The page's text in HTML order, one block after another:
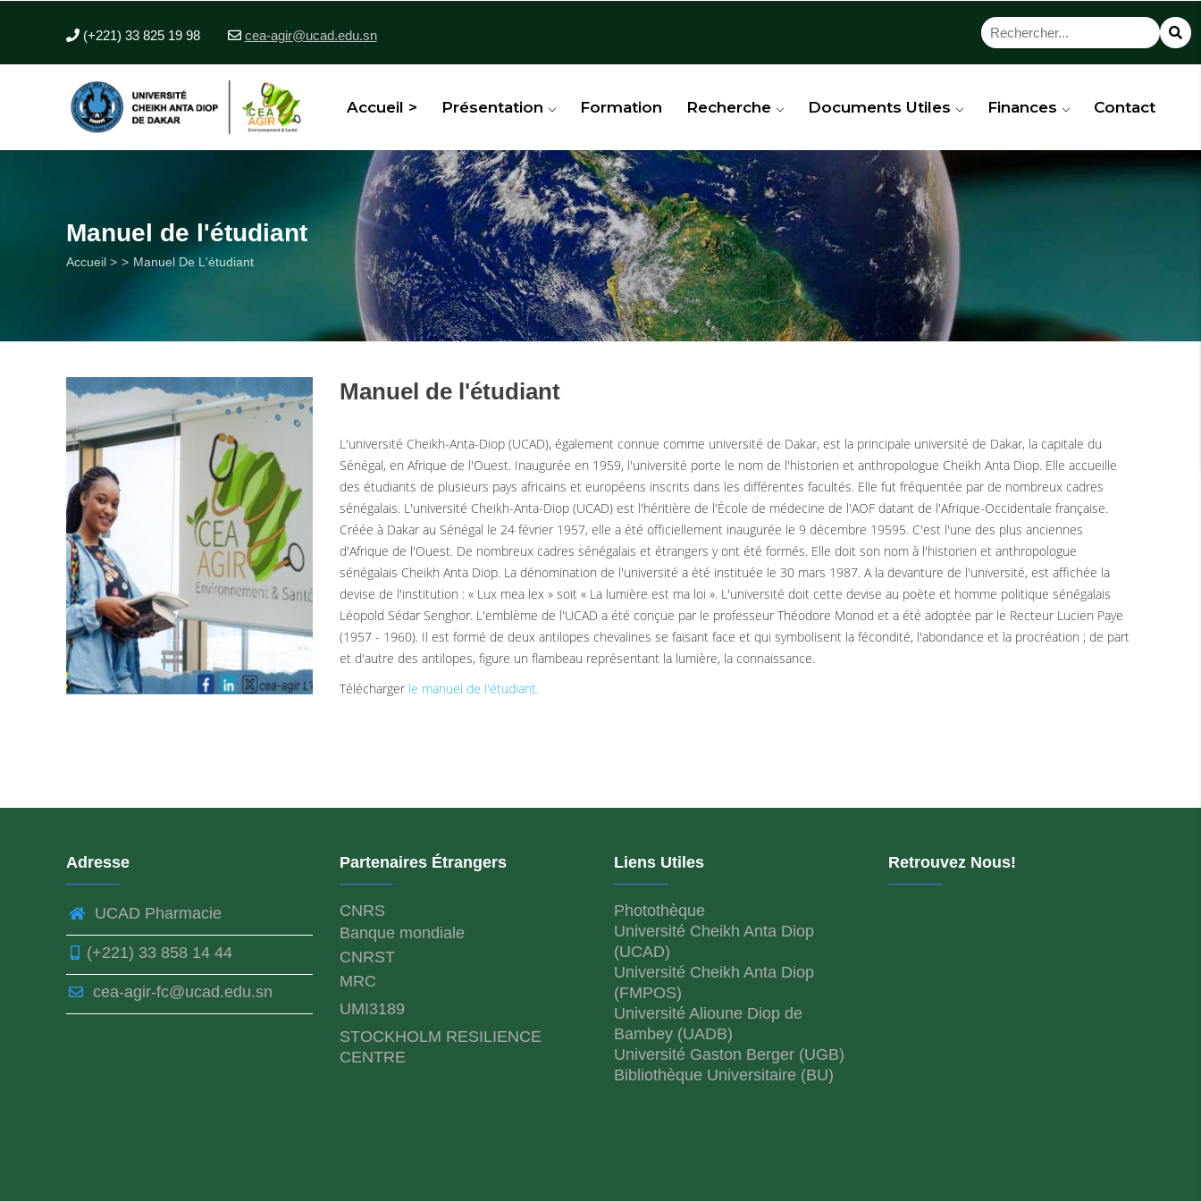
(+221) 33 825 19 98 cea-agir@ucad.edu.sn
Accueil > Présentation Formation Recherche Documents Utiles Finances Contact
Manuel de l'étudiant
Fil
Accueil > Manuel De L'étudiant
Manuel de l'étudiant
L'université Cheikh-Anta-Diop (UCAD), également connue comme université de Dakar, est la principale université de Dakar, la capitale du
Sénégal, en Afrique de l'Ouest. Inaugurée en 1959, l'université porte le nom de l'historien et anthropologue Cheikh Anta Diop. Elle accueille
des étudiants de plusieurs pays africains et européens inscrits dans les différentes facultés. Elle fut fréquentée par de nombreux cadres
sénégalais. L'université Cheikh-Anta-Diop (UCAD) est l'héritière de l'École de médecine de l'AOF datant de l'Afrique-Occidentale française.
Créée à Dakar au Sénégal le 24 février 1957, elle a été officiellement inaugurée le 9 décembre 19595. C'est l'une des plus anciennes
d'Afrique de l'Ouest. De nombreux cadres sénégalais et étrangers y ont été formés. Elle doit son nom à l'historien et anthropologue
sénégalais Cheikh Anta Diop. La dénomination de l'université a été instituée le 30 mars 1987. A la devanture de l'université, est affichée la
devise de l'institution : « Lux mea lex » soit « La lumière est ma loi ». L'université doit cette devise au poète et homme politique sénégalais
Léopold Sédar Senghor. L'emblème de l'UCAD a été conçue par le professeur Théodore Monod et a été adoptée par le Recteur Lucien Paye
(1957 - 1960). Il est formé de deux antilopes chevalines se faisant face et qui symbolisent la fécondité, l'abondance et la procréation ; de part
et d'autre des antilopes, figure un flambeau représentant la lumière, la connaissance.
Télécharger le manuel de l'étudiant.
Adresse
UCAD Pharmacie
(+221) 33 858 14 44
cea-agir-fc@ucad.edu.sn
Partenaires Étrangers
CNRS
Banque mondiale
CNRST
MRC
UMI3189
STOCKHOLM RESILIENCE
CENTRE
Liens Utiles
Photothèque
Université Cheikh Anta Diop
(UCAD)
Université Cheikh Anta Diop
(FMPOS)
Université Alioune Diop de
Bambey (UADB)
Université Gaston Berger (UGB)
Bibliothèque Universitaire (BU)
Retrouvez Nous!